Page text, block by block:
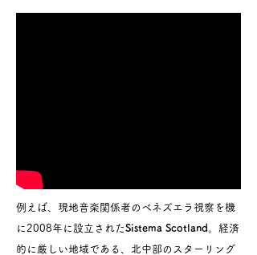
例えば、現地音楽関係者のベネズエラ視察を機
に2008年に設立されたSistema Scotland。経済
的に厳しい地域である、北中部のスターリング